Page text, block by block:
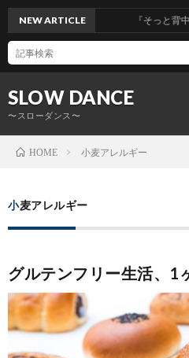
SLOW DANCE
〜スローダンス〜
NEW ARTICLE 『そっと背中を押
HOME 小麦アレルギー
小麦アレルギー
グルテンフリー生活、1